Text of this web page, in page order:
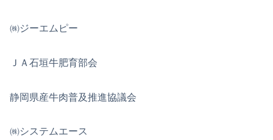
㈱ジーエムピー
ＪＡ石垣牛肥育部会
静岡県産牛肉普及推進協議会
㈱システムエース